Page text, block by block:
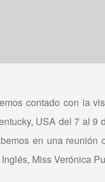
contado con la
USA del 7 al 9
en una
Miss Verónica